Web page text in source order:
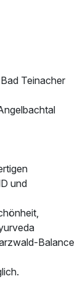
Teinacher
und
Balance